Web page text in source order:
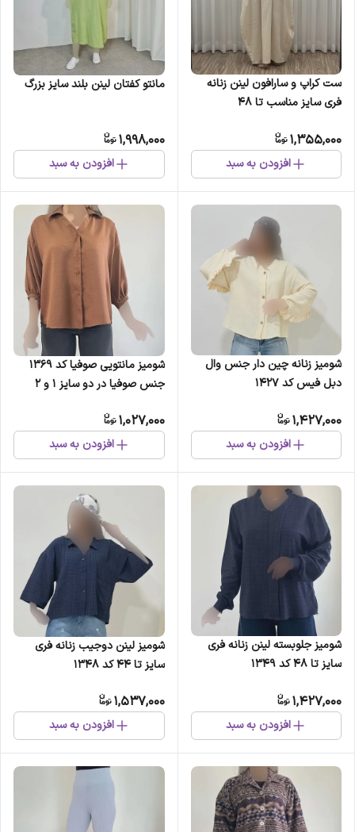
ست کراپ و سارافون لینن زنانه
فری سایز مناسب تا 48
1,355,000
افزودن به سبد
مانتو کفتان لینن بلند سایز بزرگ
1,998,000
افزودن به سبد
شومیز زنانه چین دار جنس وال
دبل فیس کد 1427
1,427,000
افزودن به سبد
شومیز مانتویی صوفیا کد 1369
جنس صوفیا در دو سایز 1 و 2
1,027,000
افزودن به سبد
شومیز جلوبسته لینن زنانه فری
سایز تا 48 کد 1349
1,427,000
افزودن به سبد
شومیز لینن دوجیب زنانه فری
سایز تا 44 کد 1348
1,537,000
افزودن به سبد